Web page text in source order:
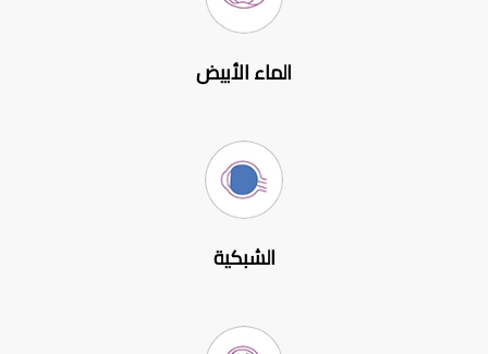
الماء الأبيض
الشبكية